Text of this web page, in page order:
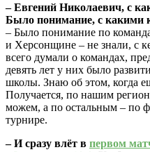
– Евгений Николаевич, с
Было понимание, с какими
– Было понимание по
и Херсонщине – не знали, с
всего думали о командах,
девять лет у них было
школы. Знаю об этом, когда
Получается, по нашим
можем, а по остальным – по
турнире.
– И сразу влёт в первом